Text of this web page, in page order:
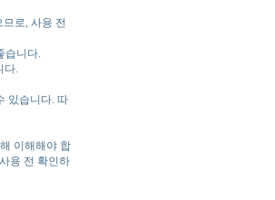
로, 사용 전
습니다.
다.
있습니다. 따
이해해야 합
용 전 확인하